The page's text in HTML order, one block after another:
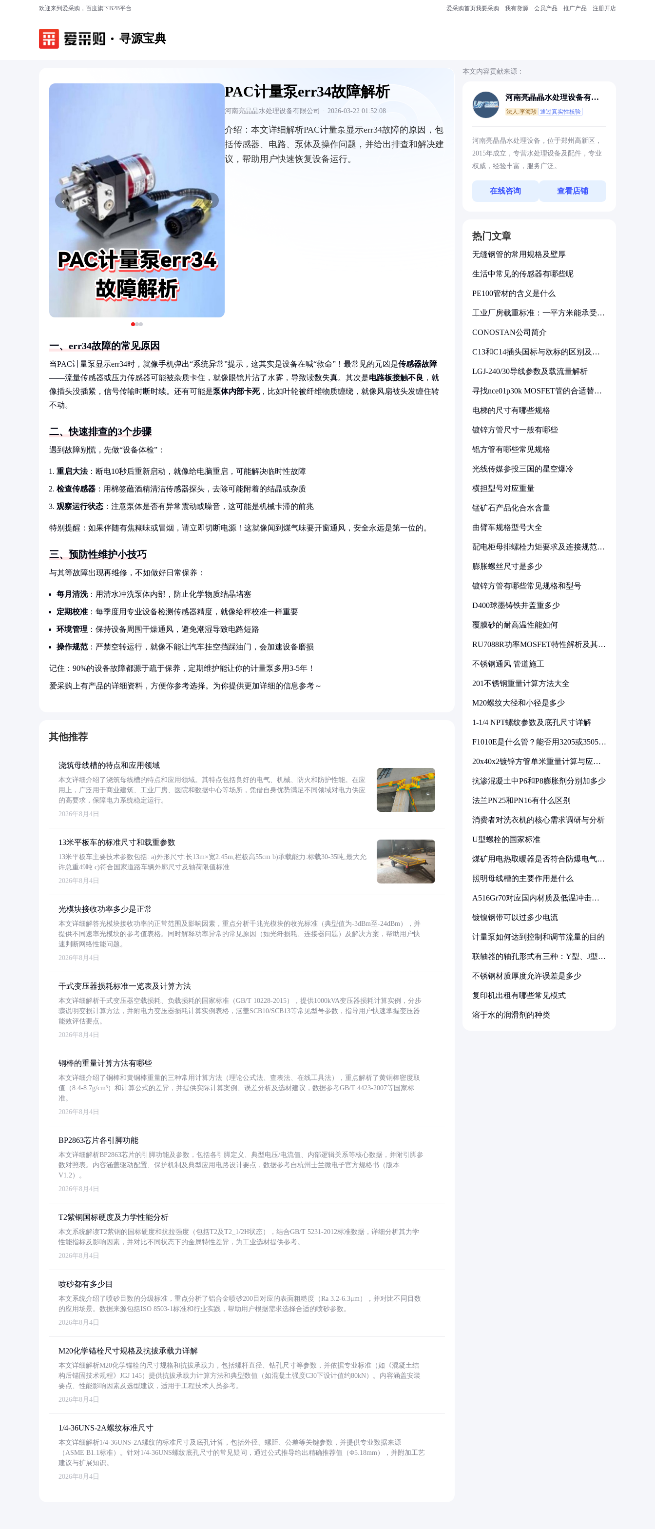
欢迎来到爱采购，百度旗下B2B平台 爱采购首页我要采购 我有货源 会员产品 推广产品 注册开店
寻源宝典
‹ ›
PAC计量泵err34故障解析
河南亮晶晶水处理设备有限公司 · 2026-03-22 01:52:08
介绍： 本文详细解析PAC计量泵显示err34故障的原因，包
括传感器、电路、泵体及操作问题，并给出排查和解决建
议，帮助用户快速恢复设备运行。
一、err34故障的常见原因
当PAC计量泵显示err34时，就像手机弹出“系统异常”提示，这其实是设备在喊“救命”！最常见的元凶是传感器故障
——流量传感器或压力传感器可能被杂质卡住，就像眼镜片沾了水雾，导致读数失真。其次是电路板接触不良 ，就
像插头没插紧，信号传输时断时续。还有可能是泵体内部卡死，比如叶轮被纤维物质缠绕，就像风扇被头发缠住转
不动。
二、快速排查的3个步骤
遇到故障别慌，先做“设备体检”：
重启大法：断电10秒后重新启动，就像给电脑重启，可能解决临时性故障
检查传感器 ：用棉签蘸酒精清洁传感器探头，去除可能附着的结晶或杂质
观察运行状态 ：注意泵体是否有异常震动或噪音，这可能是机械卡滞的前兆
特别提醒：如果伴随有焦糊味或冒烟，请立即切断电源！这就像闻到煤气味要开窗通风，安全永远是第一位的。
三、预防性维护小技巧
与其等故障出现再维修，不如做好日常保养：
每月清洗：用清水冲洗泵体内部，防止化学物质结晶堵塞
定期校准 ：每季度用专业设备检测传感器精度，就像给秤校准一样重要
环境管理 ：保持设备周围干燥通风，避免潮湿导致电路短路
操作规范：严禁空转运行，就像不能让汽车挂空挡踩油门，会加速设备磨损
记住：90%的设备故障都源于疏于保养，定期维护能让你的计量泵多用3-5年！
爱采购上有产品的详细资料，方便你参考选择。为你提供更加详细的信息参考～
其他推荐
浇筑母线槽的特点和应用领域
本文详细介绍了浇筑母线槽的特点和应用领域。其特点包括良好的电气、机械、防火和防护性能。在应
用上，广泛用于商业建筑、工业厂房、医院和数据中心等场所，凭借自身优势满足不同领域对电力供应
的高要求，保障电力系统稳定运行。
2026年8月4日
13米平板车的标准尺寸和载重参数
13米平板车主要技术参数包括: a)外形尺寸:长13m×宽2.45m,栏板高55cm b)承载能力:标载30-35吨,最大允
许总重49吨 c)符合国家道路车辆外廓尺寸及轴荷限值标准
2026年8月4日
光模块接收功率多少是正常
本文详细解答光模块接收功率的正常范围及影响因素，重点分析千兆光模块的收光标准（典型值为-3dBm至-24dBm），并
提供不同速率光模块的参考值表格。同时解释功率异常的常见原因（如光纤损耗、连接器问题）及解决方案，帮助用户快
速判断网络性能问题。
2026年8月4日
干式变压器损耗标准一览表及计算方法
本文详细解析干式变压器空载损耗、负载损耗的国家标准（GB/T 10228-2015），提供1000kVA变压器损耗计算实例，分步
骤说明变损计算方法，并附电力变压器损耗计算实例表格，涵盖SCB10/SCB13等常见型号参数，指导用户快速掌握变压器
能效评估要点。
2026年8月4日
铜棒的重量计算方法有哪些
本文详细介绍了铜棒和黄铜棒重量的三种常用计算方法（理论公式法、查表法、在线工具法），重点解析了黄铜棒密度取
值（8.4-8.7g/cm³）和计算公式的差异，并提供实际计算案例、误差分析及选材建议，数据参考GB/T 4423-2007等国家标
准。
2026年8月4日
BP2863芯片各引脚功能
本文详细解析BP2863芯片的引脚功能及参数，包括各引脚定义、典型电压/电流值、内部逻辑关系等核心数据，并附引脚参
数对照表。内容涵盖驱动配置、保护机制及典型应用电路设计要点，数据参考自杭州士兰微电子官方规格书（版本
V1.2）。
2026年8月4日
T2紫铜国标硬度及力学性能分析
本文系统解读T2紫铜的国标硬度和抗拉强度（包括T2及T2_1/2H状态），结合GB/T 5231-2012标准数据，详细分析其力学
性能指标及影响因素，并对比不同状态下的金属特性差异，为工业选材提供参考。
2026年8月4日
喷砂都有多少目
本文系统介绍了喷砂目数的分级标准，重点分析了铝合金喷砂200目对应的表面粗糙度（Ra 3.2-6.3μm），并对比不同目数
的应用场景。数据来源包括ISO 8503-1标准和行业实践，帮助用户根据需求选择合适的喷砂参数。
2026年8月4日
M20化学锚栓尺寸规格及抗拔承载力详解
本文详细解析M20化学锚栓的尺寸规格和抗拔承载力，包括螺杆直径、钻孔尺寸等参数，并依据专业标准（如《混凝土结
构后锚固技术规程》JGJ 145）提供抗拔承载力计算方法和典型数值（如混凝土强度C30下设计值约80kN）。内容涵盖安装
要点、性能影响因素及选型建议，适用于工程技术人员参考。
2026年8月4日
1/4-36UNS-2A螺纹标准尺寸
本文详细解析1/4-36UNS-2A螺纹的标准尺寸及底孔计算，包括外径、螺距、公差等关键参数，并提供专业数据来源
（ASME B1.1标准）。针对1/4-36UNS螺纹底孔尺寸的常见疑问，通过公式推导给出精确推荐值（Φ5.18mm），并附加工艺
建议与扩展知识。
2026年8月4日
本文内容贡献来源：
河南亮晶晶水处理设备有限
法人:李海珍 通过真实性核验
河南亮晶晶水处理设备，位于郑州高新区，
2015年成立，专营水处理设备及配件，专业
权威，经验丰富，服务广泛。
在线咨询 查看店铺
热门文章
无缝钢管的常用规格及壁厚
生活中常见的传感器有哪些呢
PE100管材的含义是什么
工业厂房载重标准：一平方米能承受多
CONOSTAN公司简介
C13和C14插头国标与欧标的区别及其
LGJ-240/30导线参数及载流量解析
寻找nce01p30k MOSFET管的合适替代
电梯的尺寸有哪些规格
镀锌方管尺寸一般有哪些
铝方管有哪些常见规格
光线传媒参投三国的星空爆冷
横担型号对应重量
锰矿石产品化合水含量
曲臂车规格型号大全
配电柜母排螺栓力矩要求及连接规范详
膨胀螺丝尺寸是多少
镀锌方管有哪些常见规格和型号
D400球墨铸铁井盖重多少
覆膜砂的耐高温性能如何
RU7088R功率MOSFET特性解析及其在
不锈钢通风 管道施工
201不锈钢重量计算方法大全
M20螺纹大径和小径是多少
1-1/4 NPT螺纹参数及底孔尺寸详解
F1010E是什么管？能否用3205或3505代
20x40x2镀锌方管单米重量计算与应用
抗渗混凝土中P6和P8膨胀剂分别加多少
法兰PN25和PN16有什么区别
消费者对洗衣机的核心需求调研与分析
U型螺栓的国家标准
煤矿用电热取暖器是否符合防爆电气设
照明母线槽的主要作用是什么
A516Gr70对应国内材质及低温冲击要
镀镍钢带可以过多少电流
计量泵如何达到控制和调节流量的目的
联轴器的轴孔形式有三种：Y型、J型、
不锈钢材质厚度允许误差是多少
复印机出租有哪些常见模式
溶于水的润滑剂的种类